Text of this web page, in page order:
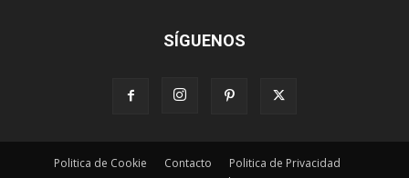
SÍGUENOS
Politica de Cookie Contacto
Politica de Privacidad